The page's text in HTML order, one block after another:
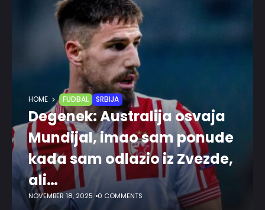
HOME FUDBAL SRBIJA
Degenek: Australija osvaja
Mundijal, imao sam ponude
kada sam odlazio iz Zvezde,
ali…
NOVEMBER 18, 2025 0 COMMENTS